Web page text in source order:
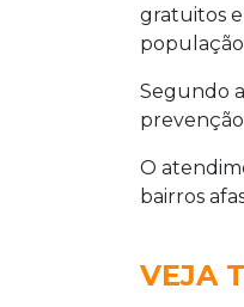
gratuitos
população
Segundo
O
bairros
VEJA